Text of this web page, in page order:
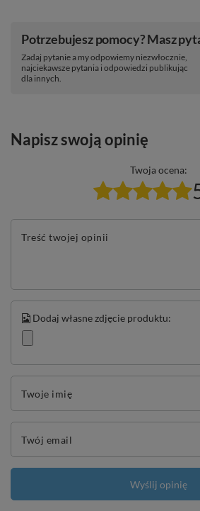
Potrzebujesz pomocy? Masz
Zadaj pytanie a my odpowiemy niezwłocznie,
najciekawsze pytania i odpowiedzi publikując
dla innych.
Napisz swoją opinię
Twoja ocena:
Treść twojej opinii
Dodaj własne zdjęcie produktu:
Twoje imię
Twój email
Wyślij opinię